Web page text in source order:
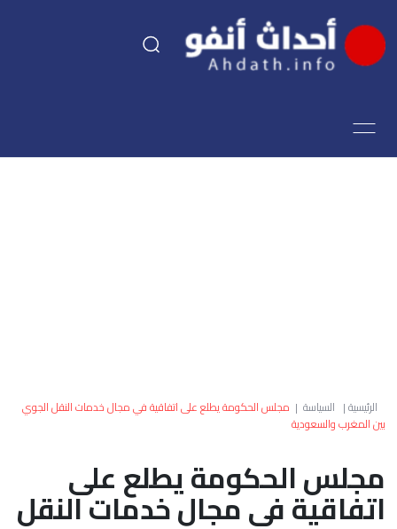
اقتصاد
العالم
الصحراء
الرئيسية| السياسة | مجلس الحكومة يطلع على اتفاقية في مجال خدمات النقل الجوي
بين المغرب والسعودية
مجلس الحكومة يطلع على
اتفاقية في مجال خدمات النقل